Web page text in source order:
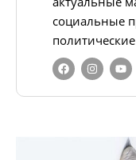
социальные